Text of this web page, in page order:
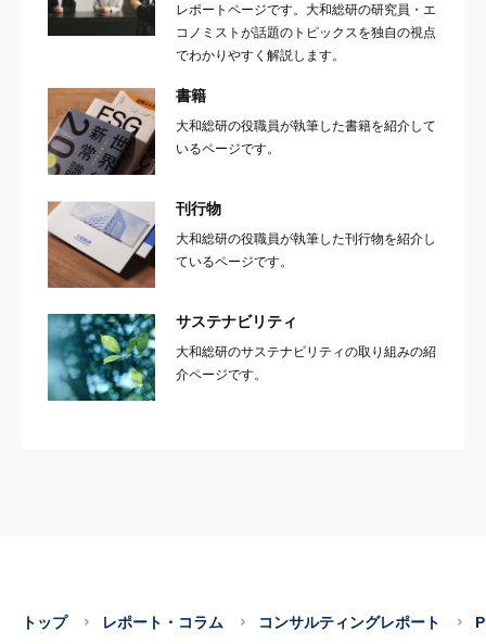
レポートページです。大和総研の研究員・エ
コノミストが話題のトピックスを独自の視点
でわかりやすく解説します。
書籍
大和総研の役職員が執筆した書籍を紹介して
いるページです。
刊行物
大和総研の役職員が執筆した刊行物を紹介し
ているページです。
サステナビリティ
大和総研のサステナビリティの取り組みの紹
介ページです。
トップ レポート・コラム コンサルティングレポート